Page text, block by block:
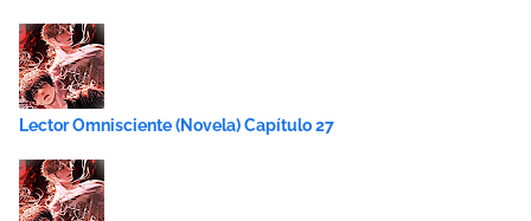
Lector Omnisciente (Novela) Capítulo 27